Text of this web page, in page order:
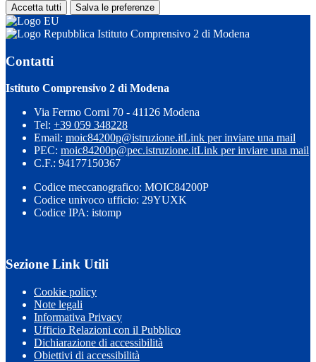
Accetta tutti Salva le preferenze
Istituto Comprensivo 2 di Modena
Contatti
Istituto Comprensivo 2 di Modena
Via Fermo Corni 70 - 41126 Modena
Tel: +39 059 348228
Email: moic84200p@istruzione.itLink per inviare una mail
PEC: moic84200p@pec.istruzione.itLink per inviare una mail
C.F.: 94177150367
Codice meccanografico: MOIC84200P
Codice univoco ufficio: 29YUXK
Codice IPA: istomp
Sezione Link Utili
Cookie policy
Note legali
Informativa Privacy
Ufficio Relazioni con il Pubblico
Dichiarazione di accessibilità
Obiettivi di accessibilità